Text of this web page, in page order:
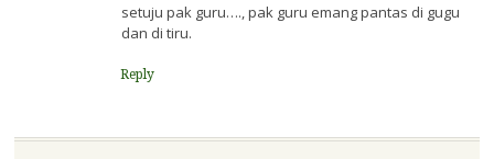
setuju pak guru…., pak guru emang pantas di gugu
dan di tiru.
Reply